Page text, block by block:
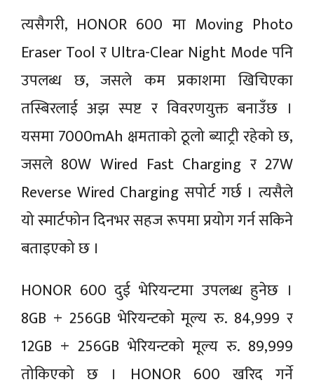
त्यसैगरी, HONOR 600 मा Moving Photo
Eraser Tool र Ultra-Clear Night Mode पनि
उपलब्ध छ, जसले कम प्रकाशमा खिचिएका
तस्बिरलाई अझ स्पष्ट र विवरणयुक्त बनाउँछ ।
यसमा 7000mAh क्षमताको ठूलो ब्याट्री रहेको छ,
जसले 80W Wired Fast Charging र 27W
Reverse Wired Charging सपोर्ट गर्छ । त्यसैले
यो स्मार्टफोन दिनभर सहज रूपमा प्रयोग गर्न सकिने
बताइएको छ ।
HONOR 600 दुई भेरियन्टमा उपलब्ध हुनेछ ।
8GB + 256GB भेरियन्टको मूल्य रु. 84,999 र
12GB + 256GB भेरियन्टको मूल्य रु. 89,999
तोकिएको छ । HONOR 600 खरिद गर्ने